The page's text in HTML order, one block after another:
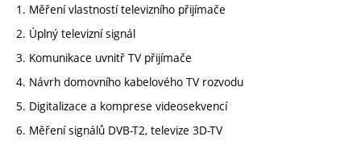
1. Měření vlastností televizního přijímače
2. Úplný televizní signál
3. Komunikace uvnitř TV přijímače
4. Návrh domovního kabelového TV rozvodu
5. Digitalizace a komprese videosekvencí
6. Měření signálů DVB-T2, televize 3D-TV